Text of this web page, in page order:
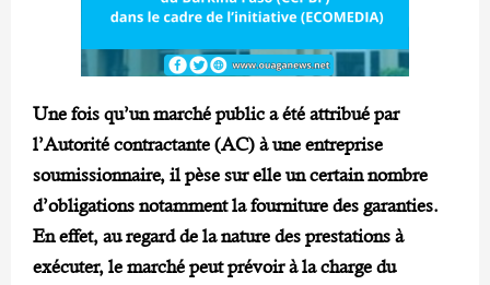
Une fois qu’un marché public a été attribué par
l’Autorité contractante (AC) à une entreprise
soumissionnaire, il pèse sur elle un certain nombre
d’obligations notamment la fourniture des garanties.
En effet, au regard de la nature des prestations à
exécuter, le marché peut prévoir à la charge du